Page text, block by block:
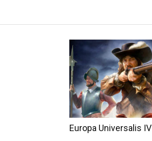
Europa Universalis IV